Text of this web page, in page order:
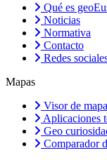
Qué es
Noticias
Normativa
Contacto
Redes
Mapas
Visor de
Aplicaciones
Geo
Comparador